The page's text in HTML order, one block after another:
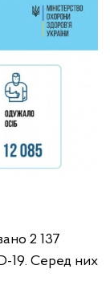
2 137
19. Серед них